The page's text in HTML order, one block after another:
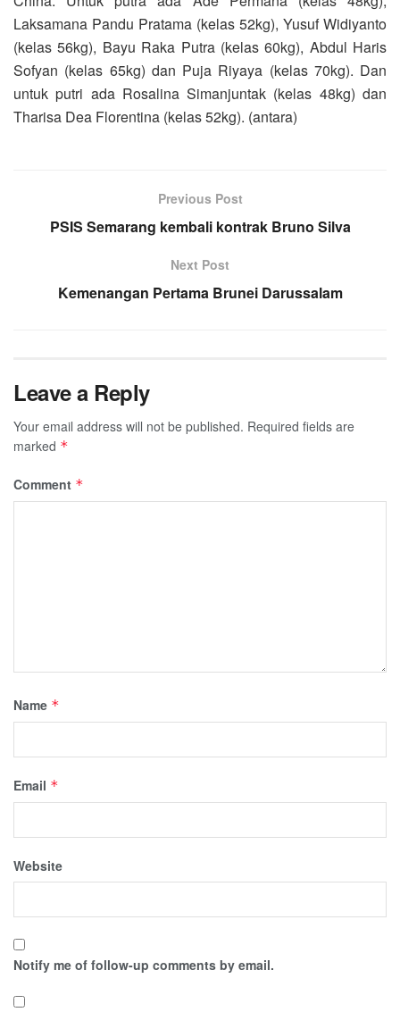
Laksamana Pandu Pratama (kelas 52kg), Yusuf Widiyanto
(kelas 56kg), Bayu Raka Putra (kelas 60kg), Abdul Haris
Sofyan (kelas 65kg) dan Puja Riyaya (kelas 70kg). Dan
untuk putri ada Rosalina Simanjuntak (kelas 48kg) dan
Tharisa Dea Florentina (kelas 52kg). (antara)
Previous Post
PSIS Semarang kembali kontrak Bruno Silva
Next Post
Kemenangan Pertama Brunei Darussalam
Leave a Reply
Your email address will not be published. Required fields are
marked *
Comment *
Name *
Email *
Website
Notify me of follow-up comments by email.